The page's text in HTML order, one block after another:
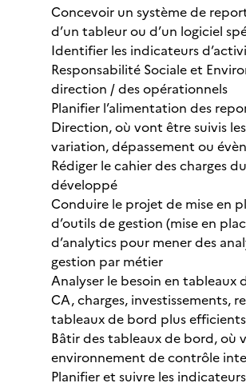
Concevoir un système de
d’un tableur ou d’un logiciel
Identifier les indicateurs
Responsabilité Sociale et
direction / des opérationnels
Planifier l’alimentation des
Direction, où vont être suivis
variation, dépassement ou
Rédiger le cahier des charges
développé
Conduire le projet de mise en
d’outils de gestion (mise en
d’analytics pour mener des
gestion par métier
Analyser le besoin en tableaux
CA, charges, investissements,
tableaux de bord plus
Bâtir des tableaux de bord, où
environnement de contrôle
Planifier et suivre les